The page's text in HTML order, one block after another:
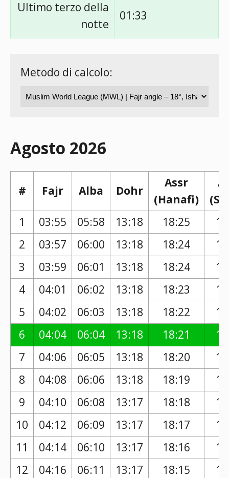
Ultimo terzo della
notte
01:33
Metodo di calcolo:
Agosto 2026
# Fajr Alba Dohr
Assr
(Hanafi)
1
03:55 05:58 13:18 18:25
2
03:57 06:00 13:18 18:24
3
03:59 06:01 13:18 18:24
4
04:01 06:02 13:18 18:23
5
04:02 06:03 13:18 18:22
6
04:04 06:04 13:18 18:21
7
04:06 06:05 13:18 18:20
8
04:08 06:06 13:18 18:19
9
04:10 06:08 13:17 18:18
10
04:12 06:09 13:17 18:17
11
04:14 06:10 13:17 18:16
12
04:16 06:11 13:17 18:15